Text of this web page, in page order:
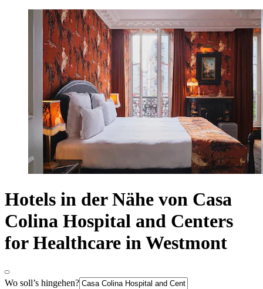
Hotels in der Nähe von Casa
Colina Hospital and Centers
for Healthcare in Westmont
Wo soll’s hingehen?